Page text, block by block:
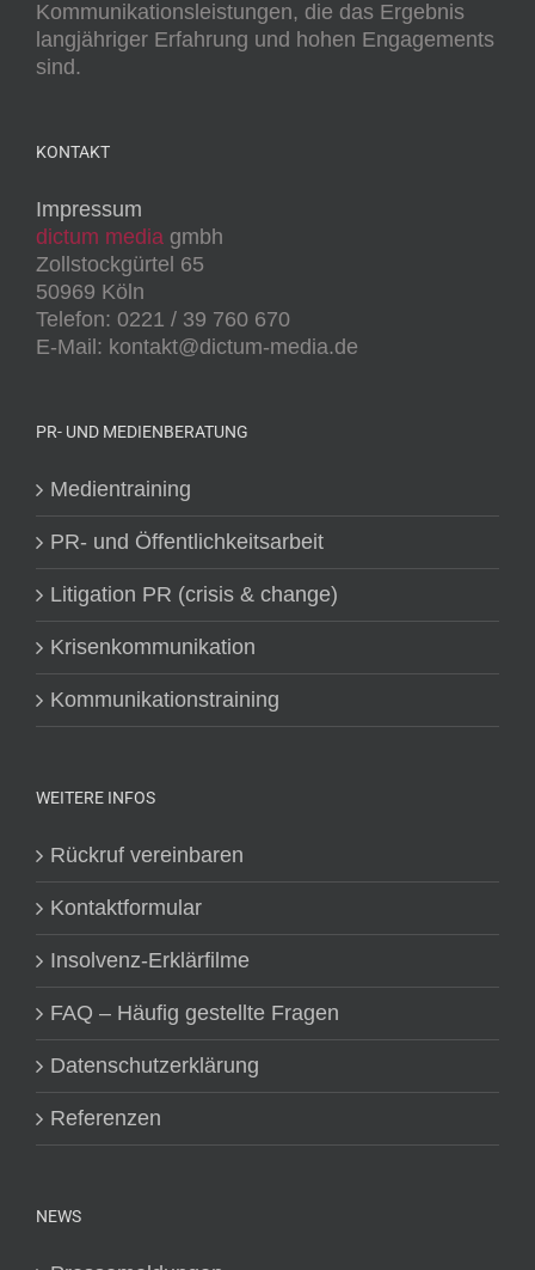
Kommunikationsleistungen, die das Ergebnis
langjähriger Erfahrung und hohen Engagements
sind.
KONTAKT
Impressum
dictum media gmbh
Zollstockgürtel 65
50969 Köln
Telefon: 0221 / 39 760 670
E-Mail: kontakt@dictum-media.de
PR- UND MEDIENBERATUNG
Medientraining
PR- und Öffentlichkeitsarbeit
Litigation PR (crisis & change)
Krisenkommunikation
Kommunikationstraining
WEITERE INFOS
Rückruf vereinbaren
Kontaktformular
Insolvenz-Erklärfilme
FAQ – Häufig gestellte Fragen
Datenschutzerklärung
Referenzen
NEWS